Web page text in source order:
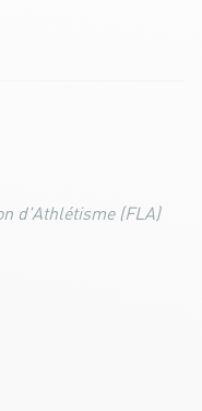
d'Athlétisme (FLA)